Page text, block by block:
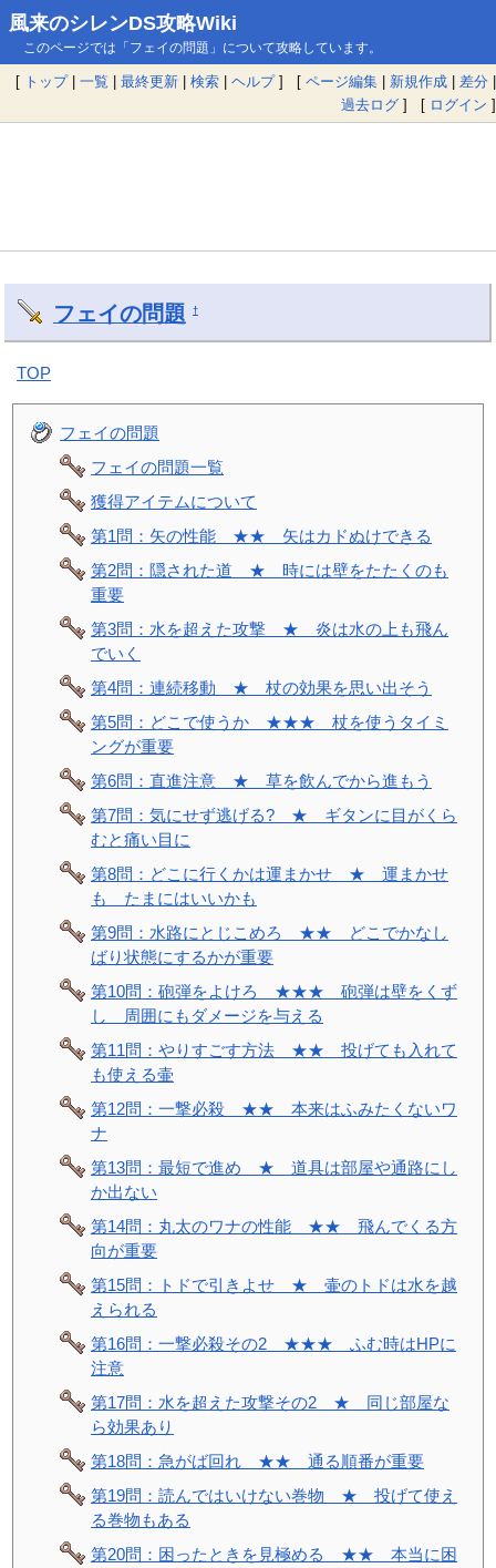
風来のシレンDS攻略Wiki
このページでは「フェイの問題」について攻略しています。
[ トップ| 一覧 | 最終更新 | 検索 | ヘルプ] [ ページ編集 | 新規作成 | 差分 |
過去ログ ] [ ログイン ]
フェイの問題 †
TOP
フェイの問題
フェイの問題一覧
獲得アイテムについて
第1問：矢の性能 ★★ 矢はカドぬけできる
第2問：隠された道 ★ 時には壁をたたくのも
重要
第3問：水を超えた攻撃 ★ 炎は水の上も飛ん
でいく
第4問：連続移動 ★ 杖の効果を思い出そう
第5問：どこで使うか ★★★ 杖を使うタイミ
ングが重要
第6問：直進注意 ★ 草を飲んでから進もう
第7問：気にせず逃げる? ★ ギタンに目がくら
むと痛い目に
第8問：どこに行くかは運まかせ ★ 運まかせ
も たまにはいいかも
第9問：水路にとじこめろ ★★ どこでかなし
ばり状態にするかが重要
第10問：砲弾をよけろ ★★★ 砲弾は壁をくず
し 周囲にもダメージを与える
第11問：やりすごす方法 ★★ 投げても入れて
も使える壷
第12問：一撃必殺 ★★ 本来はふみたくないワ
ナ
第13問：最短で進め ★ 道具は部屋や通路にし
か出ない
第14問：丸太のワナの性能 ★★ 飛んでくる方
向が重要
第15問：トドで引きよせ ★ 壷のトドは水を越
えられる
第16問：一撃必殺その2 ★★★ ふむ時はHPに
注意
第17問：水を超えた攻撃その2 ★ 同じ部屋な
ら効果あり
第18問：急がば回れ ★★ 通る順番が重要
第19問：読んではいけない巻物 ★ 投げて使え
る巻物もある
第20問：困ったときを見極める ★★ 本当に困